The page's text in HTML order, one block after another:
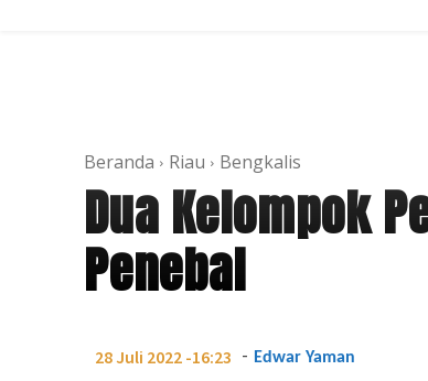
Beranda Riau Bengkalis
Dua Kelompok
Penebal
28 Juli 2022 -16:23 - Edwar Yaman